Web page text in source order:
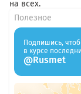
Полезное
Подпишись,
в курсе
@Rusmet